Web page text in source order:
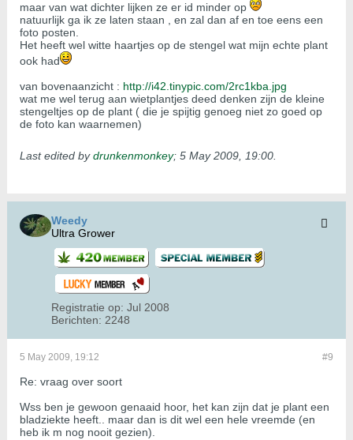
maar van wat dichter lijken ze er id minder op
natuurlijk ga ik ze laten staan , en zal dan af en toe eens een
foto posten.
Het heeft wel witte haartjes op de stengel wat mijn echte plant
ook had
van bovenaanzicht : http://i42.tinypic.com/2rc1kba.jpg
wat me wel terug aan wietplantjes deed denken zijn de kleine
stengeltjes op de plant ( die je spijtig genoeg niet zo goed op
de foto kan waarnemen)
Last edited bydrunkenmonkey; 5 May 2009, 19:00
Weedy
Ultra Grower
Registratie op: Jul 2008
Berichten: 2248
#9
5 May 2009, 19:12
Re: vraag over soort
Wss ben je gewoon genaaid hoor, het kan zijn dat je plant een
bladziekte heeft.. maar dan is dit wel een hele vreemde (en
heb ik m nog nooit gezien).